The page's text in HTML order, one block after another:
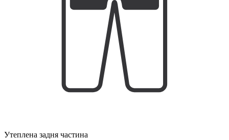
Утеплена задня частина